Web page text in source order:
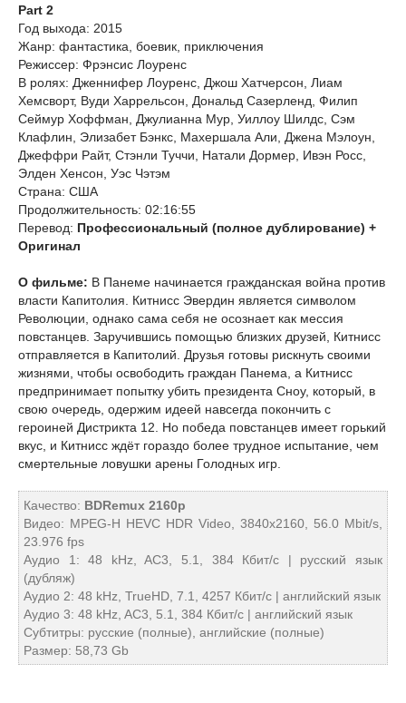
Part 2
Год выхода: 2015
Жанр: фантастика, боевик, приключения
Режиссер: Фрэнсис Лоуренс
В ролях: Дженнифер Лоуренс, Джош Хатчерсон, Лиам
Хемсворт, Вуди Харрельсон, Дональд Сазерленд, Филип
Сеймур Хоффман, Джулианна Мур, Уиллоу Шилдс, Сэм
Клафлин, Элизабет Бэнкс, Махершала Али, Джена Мэлоун,
Джеффри Райт, Стэнли Туччи, Натали Дормер, Ивэн Росс,
Элден Хенсон, Уэс Чэтэм
Страна: США
Продолжительность: 02:16:55
Перевод: Профессиональный (полное дублирование) +
Оригинал
О фильме: В Панеме начинается гражданская война против
власти Капитолия. Китнисс Эвердин является символом
Революции, однако сама себя не осознает как мессия
повстанцев. Заручившись помощью близких друзей, Китнисс
отправляется в Капитолий. Друзья готовы рискнуть своими
жизнями, чтобы освободить граждан Панема, а Китнисс
предпринимает попытку убить президента Сноу, который, в
свою очередь, одержим идеей навсегда покончить с
героиней Дистрикта 12. Но победа повстанцев имеет горький
вкус, и Китнисс ждёт гораздо более трудное испытание, чем
смертельные ловушки арены Голодных игр.
Качество: BDRemux 2160p
Видео: MPEG-H HEVC HDR Video, 3840x2160, 56.0 Mbit/s,
23.976 fps
Аудио 1: 48 kHz, AC3, 5.1, 384 Кбит/с | русский язык
(дубляж)
Аудио 2: 48 kHz, TrueHD, 7.1, 4257 Кбит/с | английский язык
Аудио 3: 48 kHz, AC3, 5.1, 384 Кбит/с | английский язык
Субтитры: русские (полные), английские (полные)
Размер: 58,73 Gb